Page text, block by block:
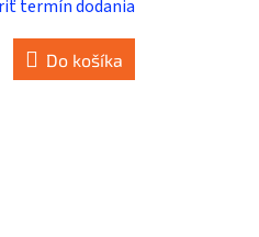
termín dodania
Do košíka